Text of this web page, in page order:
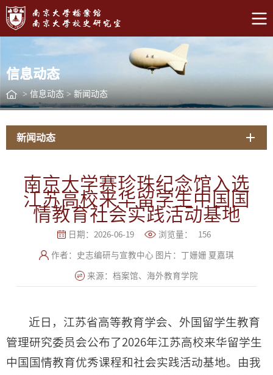
信息动态
> 信息动态 > 新闻动态
新闻动态
南京大学赛珍珠纪念馆入选
江苏高校来华留学生中国国
情教育社会实践活动基地
日期：2026-06-19 浏览量： 156
作者：史志编研与宣教中心 图片：丁姗姗 夏嘉琪
来源：档案馆、海外教育学院
近日，江苏省高等教育学会、外国留学生教育
管理研究委员会公布了2026年江苏高校来华留学生
中国国情教育优秀课程和社会实践活动基地。由我